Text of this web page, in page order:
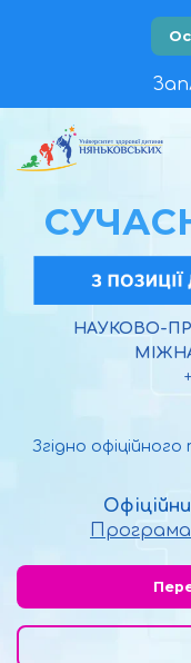
НАУКОВО-
Згідно офіційного
Програма